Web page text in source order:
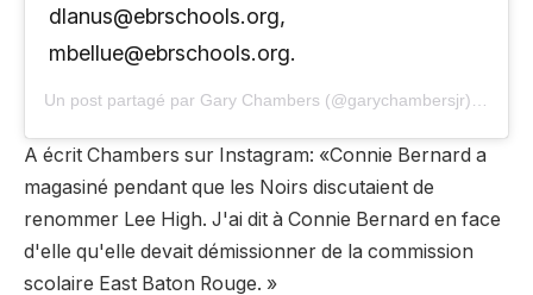
dlanus@ebrschools.org,
mbellue@ebrschools.org.
Un post partagé par Gary Chambers (@garychambersjr) sur
A écrit Chambers sur Instagram: «Connie Bernard a
magasiné pendant que les Noirs discutaient de
renommer Lee High. J'ai dit à Connie Bernard en face
d'elle qu'elle devait démissionner de la commission
scolaire East Baton Rouge. »